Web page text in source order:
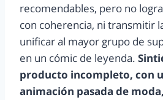
recomendables, pero no
con coherencia, ni transmitir
unificar al mayor grupo de
en un cómic de leyenda.
producto incompleto, con
animación pasada de